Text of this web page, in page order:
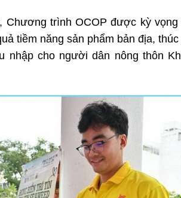
Chương trình OCOP được kỳ vọng
tiềm năng sản phẩm bản địa, thúc
nhập cho người dân nông thôn